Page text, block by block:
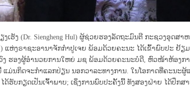
ເຮັງ (Dr. Siengheng Hul) ຜູ້ຊ່ວຍຮອງລັດຖະມົນຕີ ກະຊວງອຸດ
ແຫ່ງຣາຊະອານາຈັກກຳປູເຈຍ ພ້ອມດ້ວຍຄະນະ ໄດ້ເຂົ້າພົບປະ
ງ ຮອງຜູ້ອຳນວຍການໃຫຍ່ ມຊ ພ້ອມດ້ວຍຄະນະບໍດີ, ຫົວໜ້າຫ້ອງ
ນກິດຈະກຳແລກປ່ຽນ ນອກວາລະທາງການ. ໃນໂອກາດທີ່ຄະນະຜູ້
ໄດ້ຮັບກຽດເປັນເຈົ້າພາບ; ເຊິ່ງການພົບປະຄັ້ງນີ້ ທັງສອງຝ່າຍ ໄດ້